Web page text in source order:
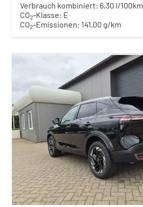
Verbrauch kombiniert: 6,30 l/100km
CO2-Klasse: E
CO2-Emissionen: 141,00 g/km